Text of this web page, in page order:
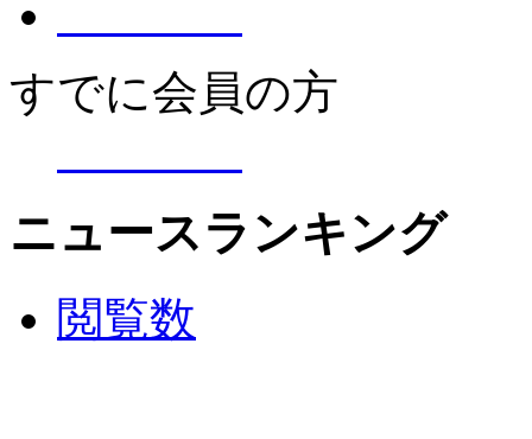
すでに会員の方
ニュースランキング
閲覧数